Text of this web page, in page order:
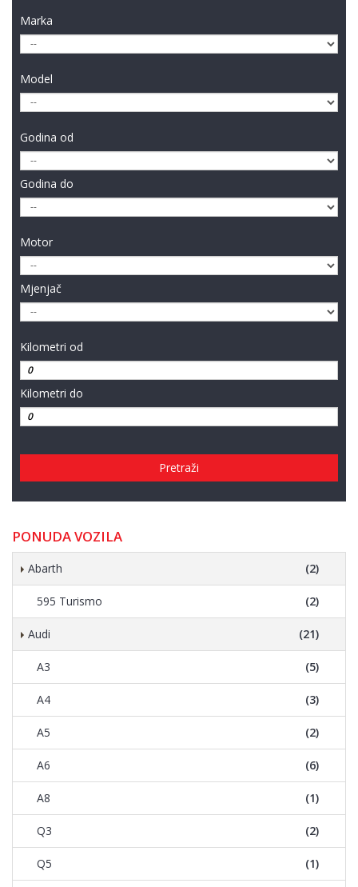
Marka
Model
Godina od
Godina do
Motor
Mjenjač
Kilometri od
Kilometri do
Pretraži
PONUDA VOZILA
Abarth (2)
595 Turismo (2)
Audi (21)
A3 (5)
A4 (3)
A5 (2)
A6 (6)
A8 (1)
Q3 (2)
Q5 (1)